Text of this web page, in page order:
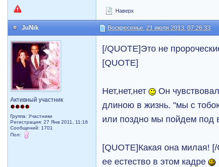
Наверх
JuNik Воскресенье, 21 июля 2013, 07:26:33
Активный участник
Группа: Участники
Регистрация: 27 Янв 2011, 11:16
Сообщений: 1701
Пол:
[/QUOTE]Это не
[QUOTE]
Нет,нет,нет
Он
длиною в жизнь. "мы с
или поздно мы пойдем под
[QUOTE]Какая она милая!
ее естество в этом кадре